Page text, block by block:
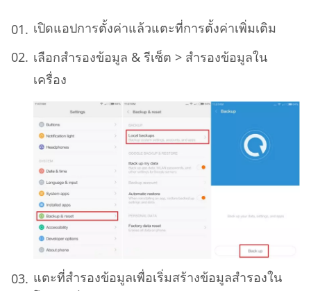
เปิดแอปการตั้งค่าแล้วแตะที่การตั้งค่าเพิ่มเติม
เลือกสํารองข้อมูล & รีเซ็ต > สํารองข้อมูลใน
เครื่อง
แตะที่สํารองข้อมูลเพื่อเริ่มสร้างข้อมูลสํารองใน